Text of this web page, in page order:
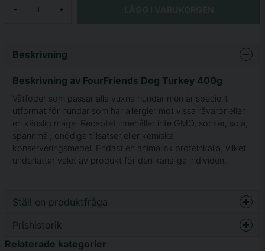
- +
Beskrivning
Beskrivning av FourFriends Dog Turkey 400g
Våtfoder som passar alla vuxna hundar men är speciellt
utformat för hundar som har allergier mot vissa råvaror eller
en känslig mage. Receptet innehåller inte GMO, socker, soja,
spannmål, onödiga tillsatser eller kemiska
konserveringsmedel. Endast en animalisk proteinkälla, vilket
underlättar valet av produkt för den känsliga individen.
Ställ en produktfråga
question
Prishistorik
Relaterade kategorier